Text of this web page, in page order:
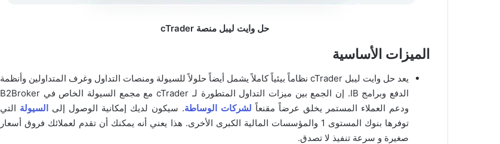
حل وايت ليبل منصة cTrader
الميزات الأساسية
يعد حل وايت ليبل cTrader نظاماً بيئياً كاملاً يشمل أيضاً حلولاً للسيولة ومنصات التداول وغرف المتداولين وأنظمة
الدفع وبرامج IB. إن الجمع بين ميزات التداول المتطورة لـ cTrader مع مجمع السيولة الخاص في B2Broker
ودعم العملاء المستمر يخلق عرضاً مقنعاً لشركات الوساطة. سيكون لديك إمكانية الوصول إلى السيولة التي
توفرها بنوك المستوى 1 والمؤسسات المالية الكبرى الأخرى. هذا يعني أنه يمكنك أن تقدم لعملائك فروق أسعار
صغيرة و سرعة تنفيذ لا تصدق.